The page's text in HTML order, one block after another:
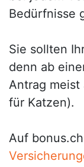
Bedürfnisse
Sie sollten
denn ab
Antrag meist
für Katzen).
Auf